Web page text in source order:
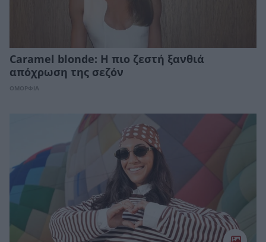
Caramel blonde: Η πιο ζεστή ξανθιά
απόχρωση της σεζόν
ΟΜΟΡΦΙΑ